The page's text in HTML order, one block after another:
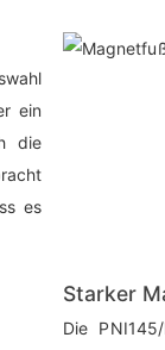
ein
die
es
Starker
Die